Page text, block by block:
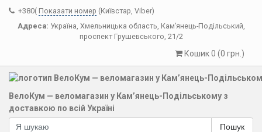
+380( Показати номер (Київстар, Viber)
Адреса: Україна, Хмельницька область, Кам’янець-Подільський,
проспект Грушевського, 21/2
Кошик 0 (0 грн.)
ВелоКум — веломагазин у Кам’янець-Подільському з
доставкою по всій Україні
Пошук